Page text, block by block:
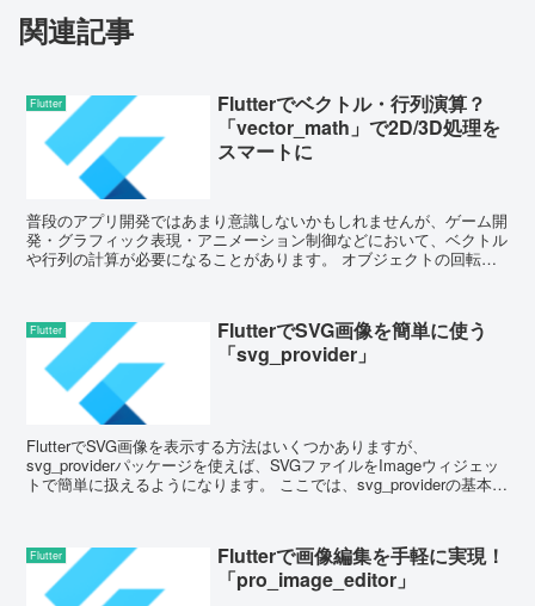
関連記事
Flutter
Flutterでベクトル・行列演算？
「vector_math」で2D/3D処理を
スマートに
普段のアプリ開発ではあまり意識しないかもしれませんが、ゲーム開
発・グラフィック表現・アニメーション制御などにおいて、ベクトル
や行列の計算が必要になることがあります。 オブジェクトの回転や
Flutter
FlutterでSVG画像を簡単に使う
「svg_provider」
FlutterでSVG画像を表示する方法はいくつかありますが、
svg_providerパッケージを使えば、SVGファイルをImageウィジェッ
トで簡単に扱えるようになります。 ここでは、svg_providerの基本的
Flutter
Flutterで画像編集を手軽に実現！
「pro_image_editor」